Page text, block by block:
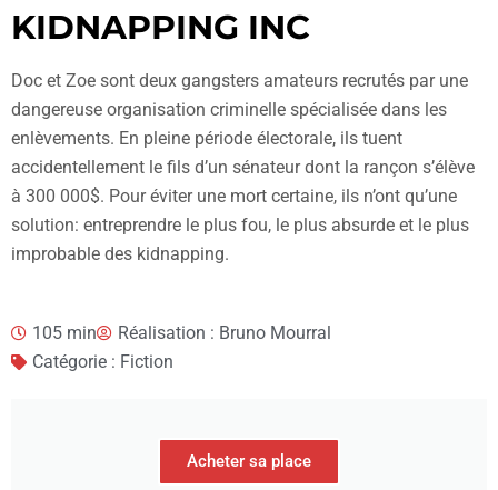
KIDNAPPING INC
Doc et Zoe sont deux gangsters amateurs recrutés par une
dangereuse organisation criminelle spécialisée dans les
enlèvements. En pleine période électorale, ils tuent
accidentellement le fils d’un sénateur dont la rançon s’élève
à 300 000$. Pour éviter une mort certaine, ils n’ont qu’une
solution: entreprendre le plus fou, le plus absurde et le plus
improbable des kidnapping.
105 min
Réalisation : Bruno Mourral
Catégorie : Fiction
Acheter sa place